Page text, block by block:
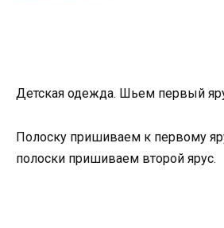
Детская одежда. Шьем первый
Полоску пришиваем к первому
полоски пришиваем второй ярус.